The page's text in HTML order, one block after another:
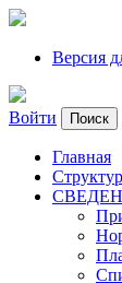
Версия
Войти Поиск
Главная